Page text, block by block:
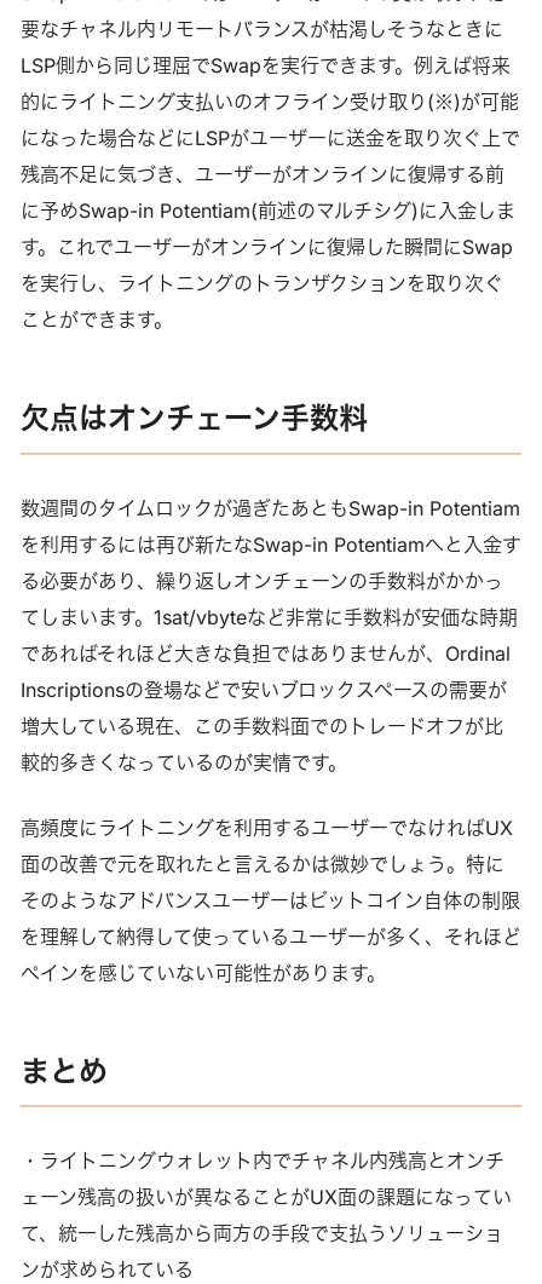
要なチャネル内リモートバランスが枯渇しそうなときに
LSP側から同じ理屈でSwapを実行できます。例えば将来
的にライトニング支払いのオフライン受け取り(※)が可能
になった場合などにLSPがユーザーに送金を取り次ぐ上で
残高不足に気づき、ユーザーがオンラインに復帰する前
に予めSwap-in Potentiam(前述のマルチシグ)に入金しま
す。これでユーザーがオンラインに復帰した瞬間にSwap
を実行し、ライトニングのトランザクションを取り次ぐ
ことができます。
欠点はオンチェーン手数料
数週間のタイムロックが過ぎたあともSwap-in Potentiam
を利用するには再び新たなSwap-in Potentiamへと入金す
る必要があり、繰り返しオンチェーンの手数料がかかっ
てしまいます。1sat/vbyteなど非常に手数料が安価な時期
であればそれほど大きな負担ではありませんが、Ordinal
Inscriptionsの登場などで安いブロックスペースの需要が
増大している現在、この手数料面でのトレードオフが比
較的多きくなっているのが実情です。
高頻度にライトニングを利用するユーザーでなければUX
面の改善で元を取れたと言えるかは微妙でしょう。特に
そのようなアドバンスユーザーはビットコイン自体の制限
を理解して納得して使っているユーザーが多く、それほど
ペインを感じていない可能性があります。
まとめ
・ライトニングウォレット内でチャネル内残高とオンチ
ェーン残高の扱いが異なることがUX面の課題になってい
て、統一した残高から両方の手段で支払うソリューショ
ンが求められている